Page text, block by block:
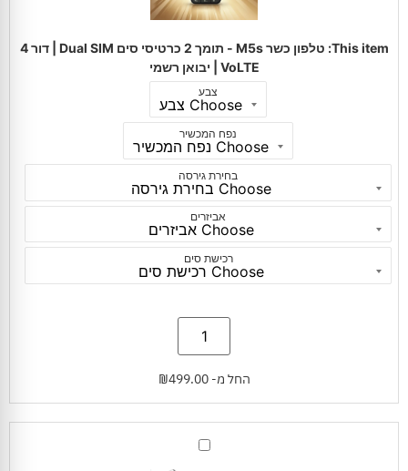
|
VoLTE
|
יבואן
רשמי
This item:
טלפון כשר M5s - תומך 2 כרטיסי סים Dual SIM | דור 4
VoLTE | יבואן רשמי
צבע
נפח המכשיר
בחירת גירסה
אביזרים
רכישת סים
החל מ- ₪499.00
מתאם
כרטיס